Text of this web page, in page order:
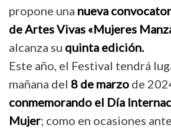
propone una nueva
de Artes Vivas «Mujeres
alcanza su quinta edición.
Este año, el Festival tendrá
mañana del 8 de marzo de
conmemorando el Día
Mujer; como en ocasiones